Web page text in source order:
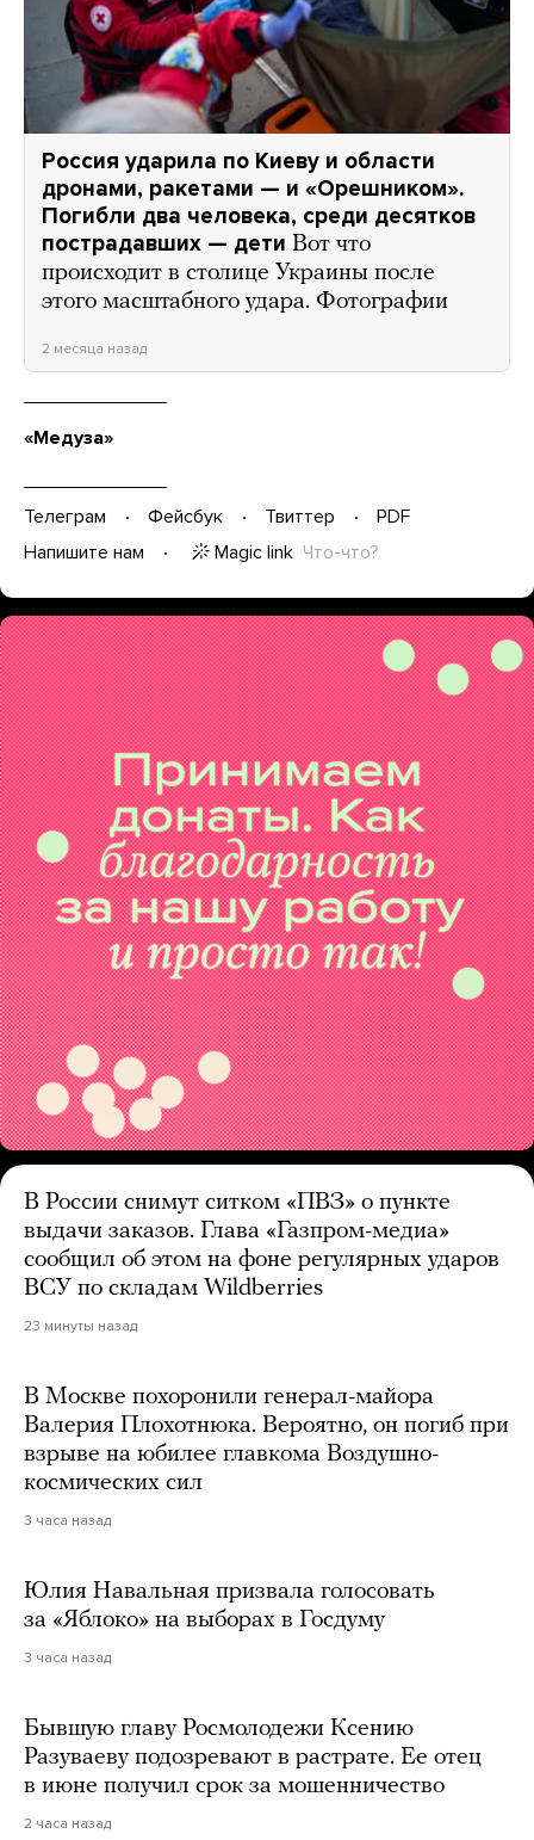
Россия ударила по Киеву и области
дронами, ракетами — и «Орешником».
Погибли два человека, среди десятков
пострадавших — дети Вот что
происходит в столице Украины после
этого масштабного удара. Фотографии
2 месяца назад
«Медуза»
Телеграм Фейсбук Твиттер
PDF
Напишите нам
Magic link Что-что?
В России снимут ситком «ПВЗ» о пункте
выдачи заказов. Глава «Газпром-медиа»
сообщил об этом на фоне регулярных ударов
ВСУ по складам Wildberries
23 минуты назад
В Москве похоронили генерал-майора
Валерия Плохотнюка. Вероятно, он погиб при
взрыве на юбилее главкома Воздушно-
космических сил
3 часа назад
Юлия Навальная призвала голосовать
за «Яблоко» на выборах в Госдуму
3 часа назад
Бывшую главу Росмолодежи Ксению
Разуваеву подозревают в растрате. Ее отец
в июне получил срок за мошенничество
2 часа назад